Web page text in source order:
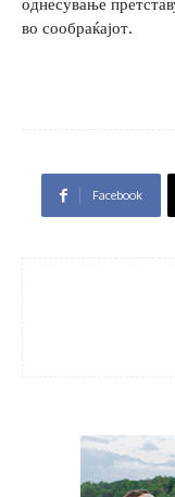
во сообраќајот.
Facebook